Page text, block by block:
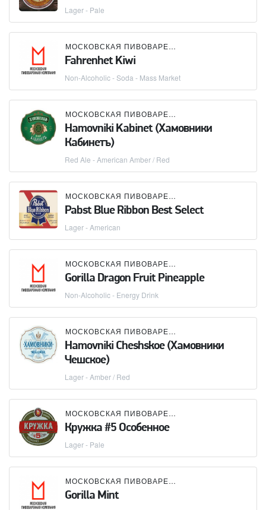
Lager - Pale
МОСКОВСКАЯ ПИВОВАРЕННАЯ КОМПАНИЯ (МПК)
Fahrenhet Kiwi
Non-Alcoholic - Soda - Mass Market
МОСКОВСКАЯ ПИВОВАРЕННАЯ КОМПАНИЯ (МПК)
Hamovniki Kabinet (Хамовники
Кабинетъ)
Red Ale - American Amber / Red
МОСКОВСКАЯ ПИВОВАРЕННАЯ КОМПАНИЯ (МПК)
Pabst Blue Ribbon Best Select
Lager - American
МОСКОВСКАЯ ПИВОВАРЕННАЯ КОМПАНИЯ (МПК)
Gorilla Dragon Fruit Pineapple
Non-Alcoholic - Energy Drink
МОСКОВСКАЯ ПИВОВАРЕННАЯ КОМПАНИЯ (МПК)
Hamovniki Cheshskoe (Хамовники
Чешское)
Lager - Amber / Red
МОСКОВСКАЯ ПИВОВАРЕННАЯ КОМПАНИЯ (МПК)
Кружка #5 Особенное
Lager - Pale
МОСКОВСКАЯ ПИВОВАРЕННАЯ КОМПАНИЯ (МПК)
Gorilla Mint